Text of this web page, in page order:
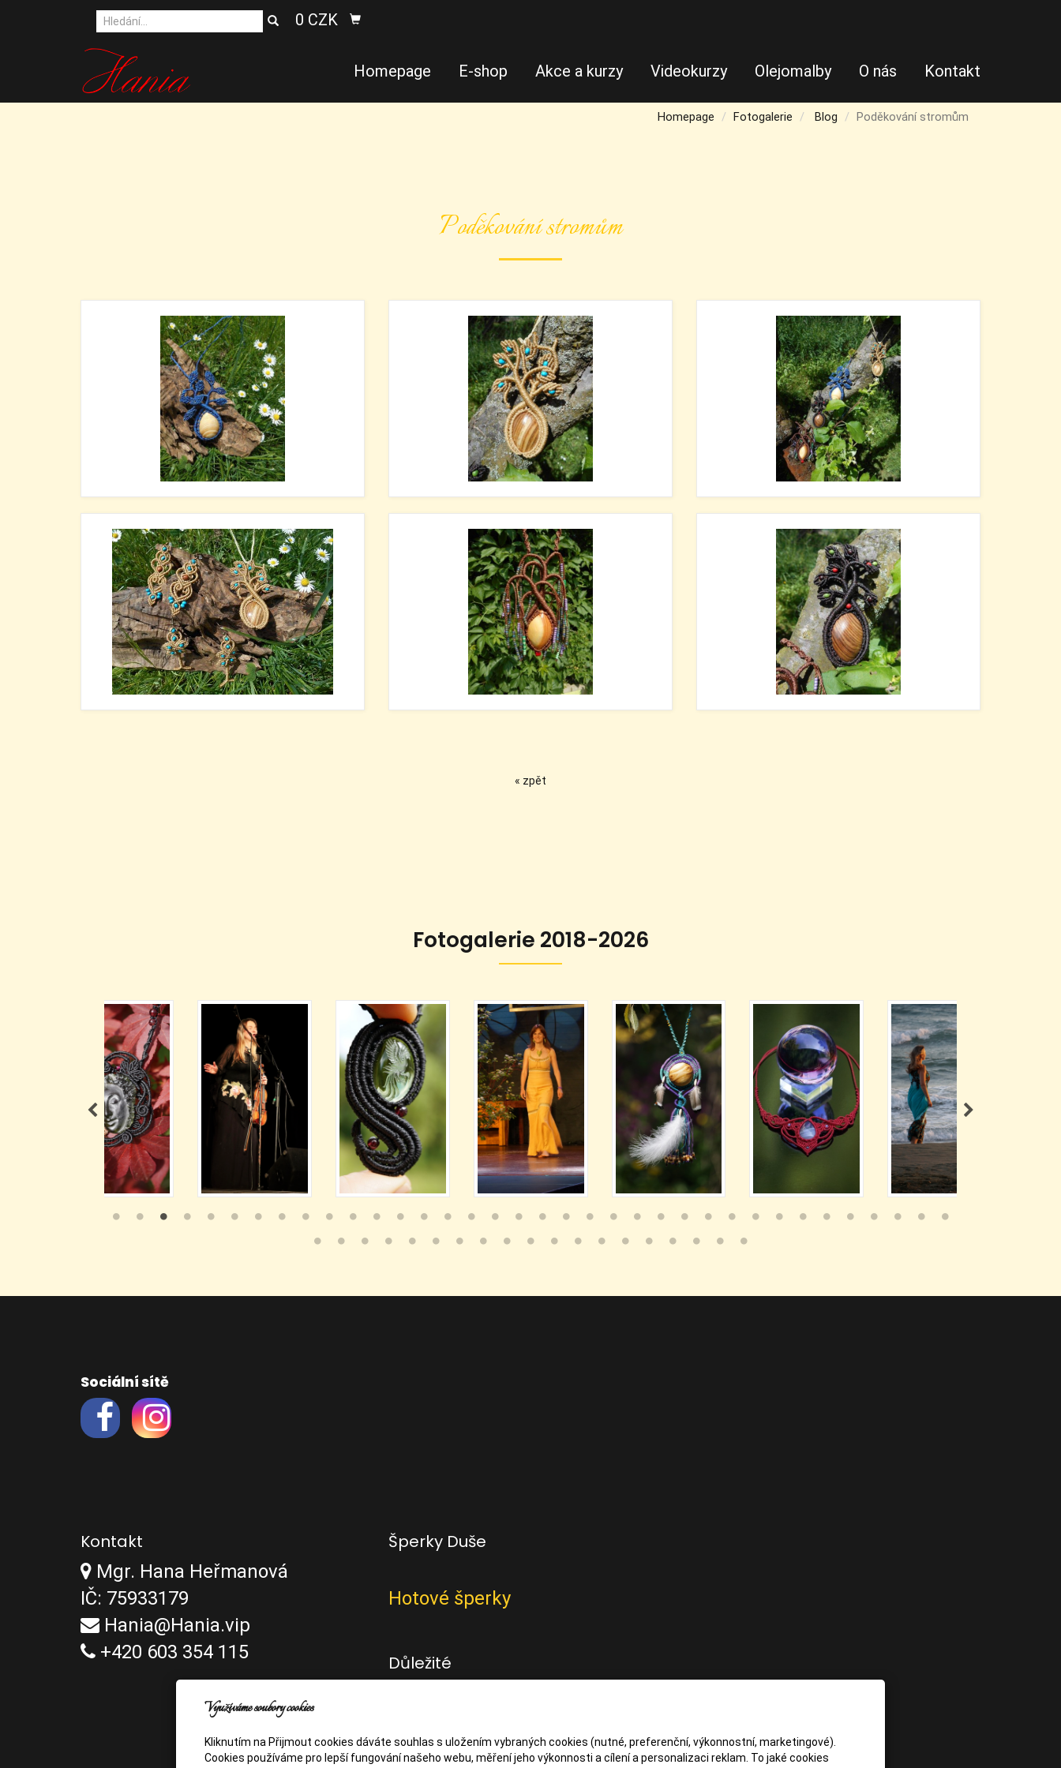
0 CZK
Homepage E-shop Akce a kurzy Videokurzy Olejomalby O nás Kontakt
Homepage Fotogalerie Blog Poděkování stromům
Poděkování stromům
« zpět
Fotogalerie 2018-2026
Sociální sítě
Kontakt
Mgr. Hana Heřmanová
IČ: 75933179
Hania@Hania.vip
+420 603 354 115
Šperky Duše
Hotové šperky
Důležité
Využíváme soubory cookies
Kliknutím na Přijmout cookies dáváte souhlas s uložením vybraných cookies (nutné, preferenční, výkonnostní, marketingové).
Cookies používáme pro lepší fungování našeho webu, měření jeho výkonnosti a cílení a personalizaci reklam. To jaké cookies